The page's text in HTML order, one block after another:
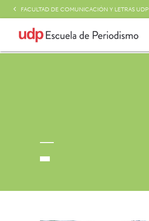
FACULTAD DE COMUNICACIÓN Y LETRAS UDP